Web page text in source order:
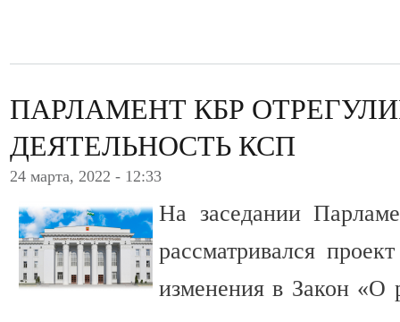
ПАРЛАМЕНТ КБР
ДЕЯТЕЛЬНОСТЬ КСП
24 марта, 2022 - 12:33
На заседании
рассматривался
изменения в Закон «О